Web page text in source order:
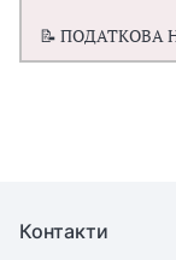
📝 ПОДАТКОВА
Контакти